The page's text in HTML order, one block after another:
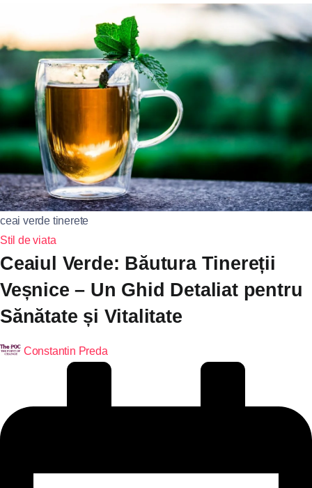
ceai verde tinerete
Stil de viata
Ceaiul Verde: Băutura Tinereții
Veșnice – Un Ghid Detaliat pentru
Sănătate și Vitalitate
Constantin Preda